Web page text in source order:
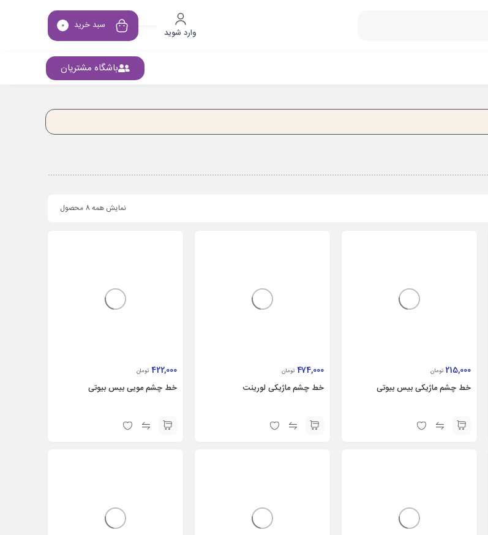
وارد شوید
سبد خرید 0
باشگاه مشتریان
نمایش همه 8 محصول
215,000 تومان
خط چشم ماژیکی بیس بیوتی
474,000 تومان
خط چشم ماژیکی لورینت
422,000 تومان
خط چشم مویی بیس بیوتی